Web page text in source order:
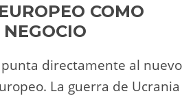
COMO
directamente al nuevo
La guerra de Ucrania